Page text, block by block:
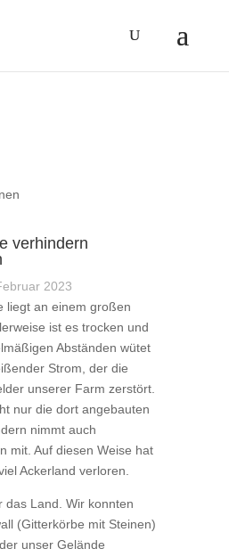
verhindern
2023
liegt an einem großen
ist es trocken und
Abständen wütet
Strom, der die
unserer Farm zerstört.
nur die dort angebauten
nimmt auch
mit. Auf diesen Weise hat
Ackerland verloren.
das Land. Wir konnten
(Gitterkörbe mit Steinen)
unser Gelände